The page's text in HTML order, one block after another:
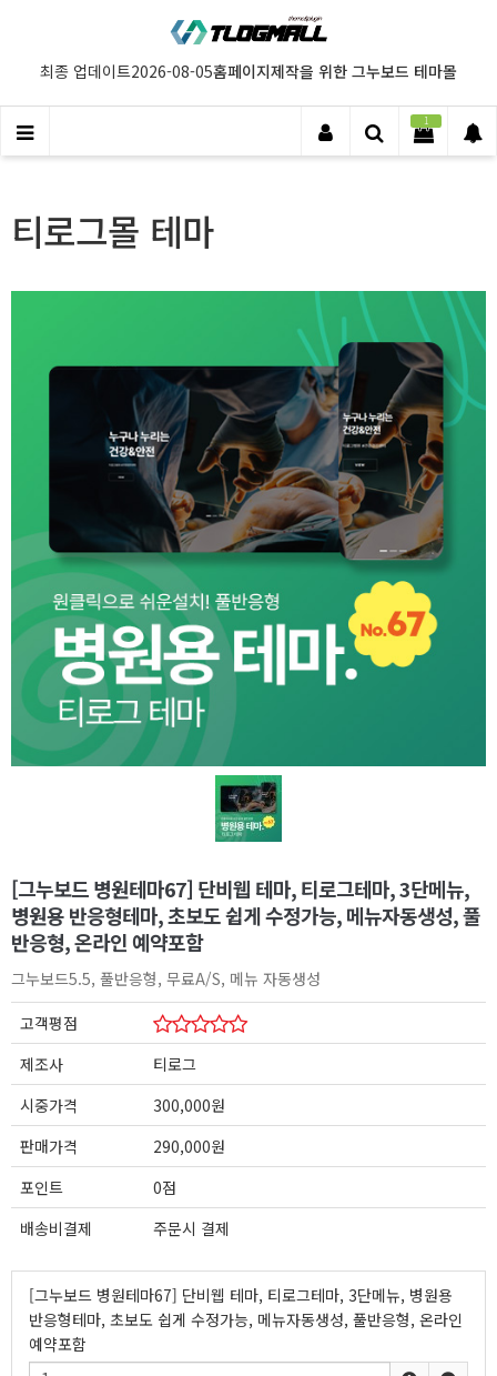
최종 업데이트2026-08-05홈페이지제작을 위한 그누보드 테마몰
1
티로그몰 테마
[그누보드 병원테마67] 단비웹 테마, 티로그테마, 3단메뉴,
병원용 반응형테마, 초보도 쉽게 수정가능, 메뉴자동생성, 풀
반응형, 온라인 예약포함
그누보드5.5, 풀반응형, 무료A/S, 메뉴 자동생성
고객평점
제조사
티로그
시중가격
300,000원
판매가격
290,000원
포인트
0점
배송비결제
주문시 결제
[그누보드 병원테마67] 단비웹 테마, 티로그테마, 3단메뉴, 병원용
반응형테마, 초보도 쉽게 수정가능, 메뉴자동생성, 풀반응형, 온라인
예약포함